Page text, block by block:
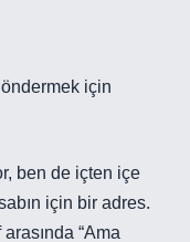
için
ben de içten içe
için bir adres.
“Ama